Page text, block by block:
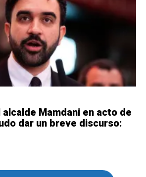
Mamdani en acto de
dar un breve discurso: